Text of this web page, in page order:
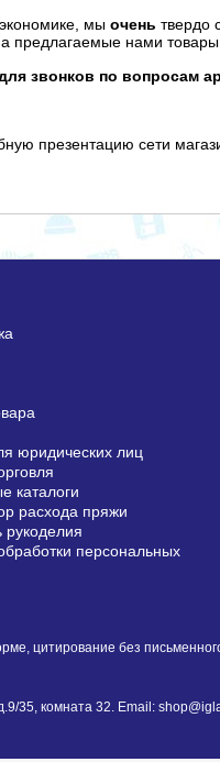
мы очень твердо
предлагаемые нами товары.
звонков по вопросам
презентацию сети
юридических лиц
каталоги
расхода пряжи
рукоделия
персональных
цитирование без
35, комната 32. Email: